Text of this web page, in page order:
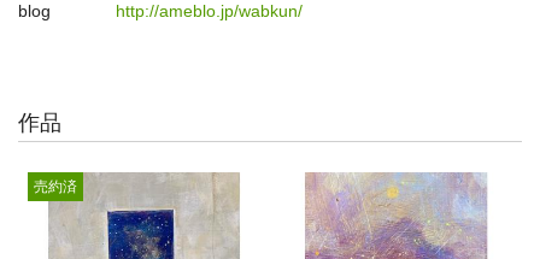
blog http://ameblo.jp/wabkun/
作品
売約済